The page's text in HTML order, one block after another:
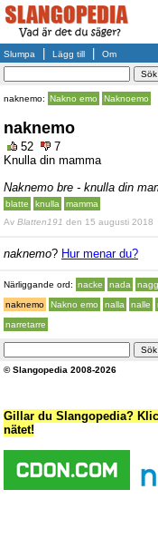
Slumpa Lägg till Om
naknemo: Nakno emo Naknoemo
naknemo
52
7
Knulla din mamma
Naknemo bre - knulla din
blatte knulla
mamma
Av Blatten191 den 15 augusti 2018
naknemo? Hur menar du?
Närliggande ord: nacke nada nagg
naknemo
Nakno emo nalla nalle
narretarre
© Slangopedia 2008-2026
Gillar du Slangopedia?
nätet!